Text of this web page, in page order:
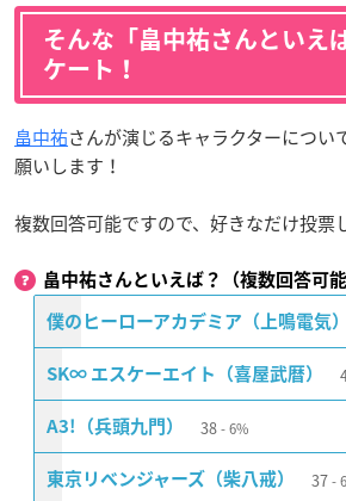
そんな「畠中祐さんといえ
ケート！
畠中祐さんが演じるキャラクターについ
願いします！
複数回答可能ですので、好きなだけ投票
畠中祐さんといえば？（複数回答可能
僕のヒーローアカデミア（上鳴電気）
SK∞ エスケーエイト（喜屋武暦）
A3!（兵頭九門） 38 6%
東京リベンジャーズ（柴八戒） 37